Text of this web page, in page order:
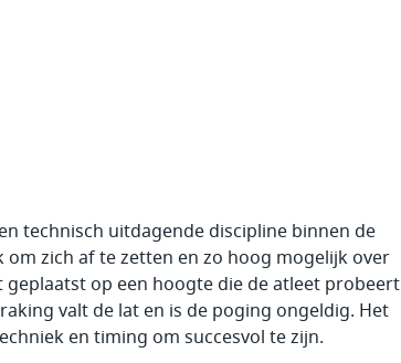
technisch uitdagende discipline binnen de
zich af te zetten en zo hoog mogelijk over
op een hoogte die de atleet probeert
valt de lat en is de poging ongeldig. Het
en timing om succesvol te zijn.